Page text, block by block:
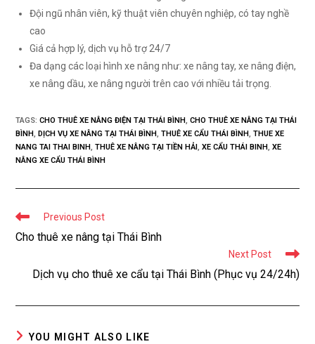
Đội ngũ nhân viên, kỹ thuật viên chuyên nghiệp, có tay nghề
cao
Giá cả hợp lý, dịch vụ hỗ trợ 24/7
Đa dạng các loại hình xe nâng như: xe nâng tay, xe nâng điện,
xe nâng dầu, xe nâng người trên cao với nhiều tải trọng.
TAGS:CHO THUÊ XE NÂNG ĐIỆN TẠI THÁI BÌNH, CHO THUÊ XE NÂNG TẠI THÁI
BÌNH, DỊCH VỤ XE NÂNG TẠI THÁI BÌNH, THUÊ XE CẨU THÁI BÌNH, THUE XE
NANG TAI THAI BINH, THUÊ XE NÂNG TẠI TIỀN HẢI, XE CẨU THÁI BINH, XE
NÂNG XE CẨU THÁI BÌNH
Read
articles
Previous Post
Cho thuê xe nâng tại Thái Bình
Next Post
Dịch vụ cho thuê xe cẩu tại Thái Bình (Phục vụ 24/24h)
YOU MIGHT ALSO LIKE